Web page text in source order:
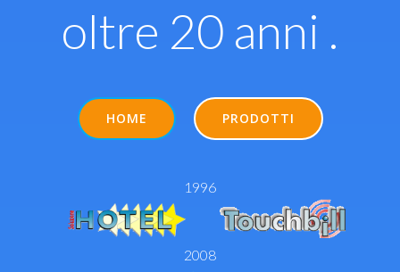
oltre 20 anni .
HOME PRODOTTI
1996
2008